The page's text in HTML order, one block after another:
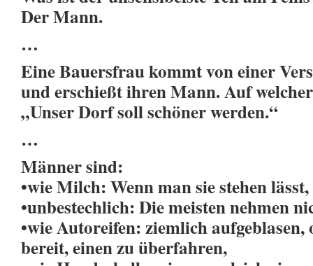
Der Mann.
…
Eine Bauersfrau kommt von einer
und erschießt ihren Mann. Auf
„Unser Dorf soll schöner werden.“
…
Männer sind:
•wie Milch: Wenn man sie stehen
•unbestechlich: Die meisten nehmen
•wie Autoreifen: ziemlich
bereit, einen zu überfahren,